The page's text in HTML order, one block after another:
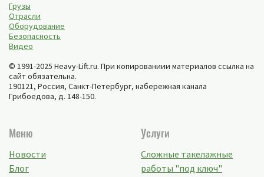
Грузы
Отрасли
Оборудование
Безопасность
Видео
© 1991-2025 Heavy-Lift.ru. При копированиии материалов ссылка на
сайт обязательна.
190121, Россия, Санкт-Петербург, набережная канала
Грибоедова, д. 148-150.
Меню
Новости
Блог
Услуги
Сложные такелажные
работы "под ключ"